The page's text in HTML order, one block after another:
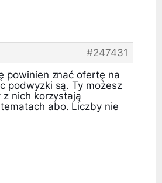
#247431
powinien znać ofertę na
podwyzki są. Ty możesz
nich korzystają
abo. Liczby nie